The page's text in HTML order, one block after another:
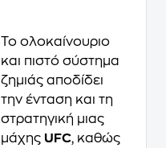
Το ολοκαίνουριο
και πιστό σύστημα
ζημιάς αποδίδει
την ένταση και τη
στρατηγική μιας
μάχης UFC, καθώς